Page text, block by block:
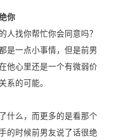
你
人找你帮忙你会同意吗？
是一点小事情，但是前男
他心里还是一个有微弱价
系的可能。
什么，而更多的是看那个
的时候前男友说了话很绝